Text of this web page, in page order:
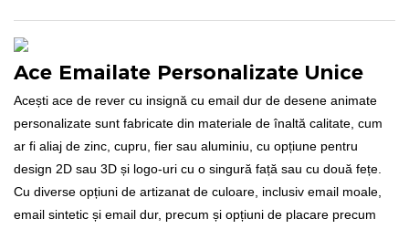
Ace Emailate Personalizate Unice
Acești ace de rever cu insignă cu email dur de desene animate
personalizate sunt fabricate din materiale de înaltă calitate, cum
ar fi aliaj de zinc, cupru, fier sau aluminiu, cu opțiune pentru
design 2D sau 3D și logo-uri cu o singură față sau cu două fețe.
Cu diverse opțiuni de artizanat de culoare, inclusiv email moale,
email sintetic și email dur, precum și opțiuni de placare precum